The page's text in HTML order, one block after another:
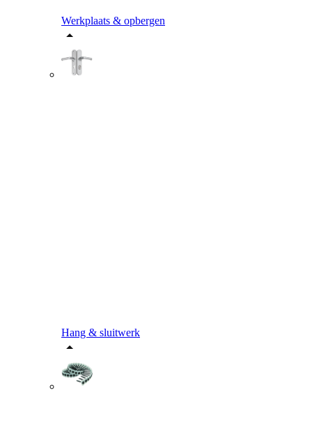
Werkplaats & opbergen
Hang & sluitwerk